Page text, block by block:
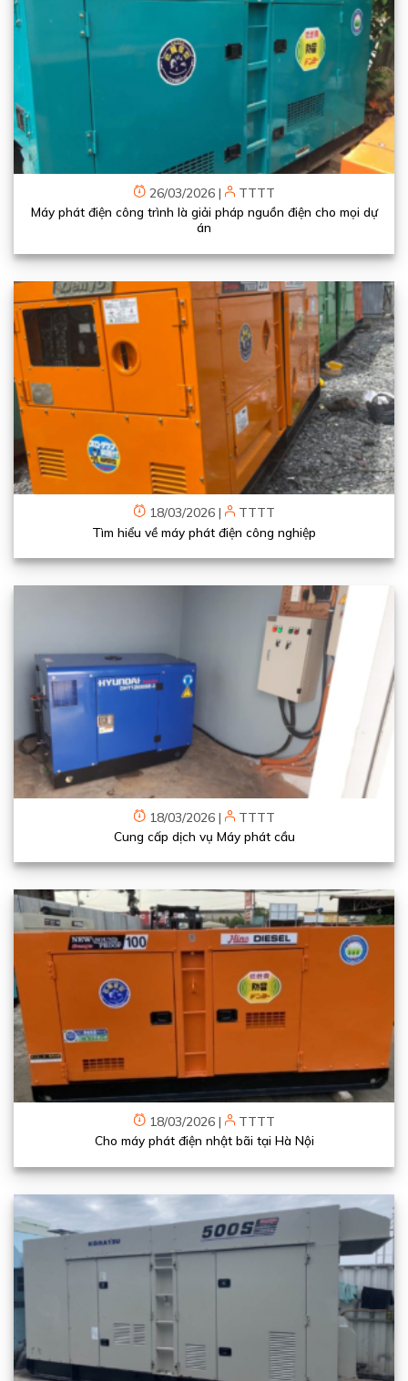
26/03/2026 |
TTTT
Máy phát điện công trình là giải pháp nguồn điện cho mọi dự
án
18/03/2026 |
TTTT
Tìm hiểu về máy phát điện công nghiệp
18/03/2026 |
TTTT
Cung cấp dịch vụ Máy phát cầu
18/03/2026 |
TTTT
Cho máy phát điện nhật bãi tại Hà Nội